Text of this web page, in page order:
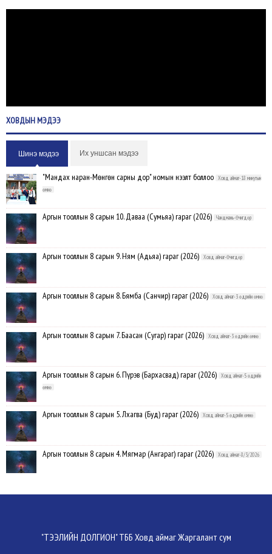
ХОВДЫНМЭДЭЭ
Шинэ мэдээ Их уншсан мэдээ
"Мандах наран-Мөнгөн сарны дор" номын нээлт боллоо
Ховд аймаг-18 минутын
өмнө
Аргын тооллын 8 сарын 10. Даваа (Сумьяа) гараг (2026) Чандмань-Өчигдөр
Аргын тооллын 8 сарын 9. Ням (Адьяа) гараг (2026) Ховд аймаг-Өчигдөр
Аргын тооллын 8 сарын 8. Бямба (Санчир) гараг (2026) Ховд аймаг-3 өдрийн өмнө
Аргын тооллын 8 сарын 7. Баасан (Сугар) гараг (2026) Ховд аймаг-3 өдрийн өмнө
Аргын тооллын 8 сарын 6. Пүрэв (Бархасвад) гараг (2026)
Ховд аймаг-5 өдрийн
өмнө
Аргын тооллын 8 сарын 5. Лхагва (Буд) гараг (2026) Ховд аймаг-5 өдрийн өмнө
Аргын тооллын 8 сарын 4. Мягмар (Ангараг) гараг (2026) Ховд аймаг-8/3/2026
ХОВД АЙМАГ:08-р сарын 13-ныг хүртэлх 10 хоногийн цаг агаарын
Аргын тооллын 8 сарын 3. Даваа (Сумьяа) гараг (2026)
"ТЭЭЛИЙН ДОЛГИОН" ТББ Ховд аймаг Жаргалант сум